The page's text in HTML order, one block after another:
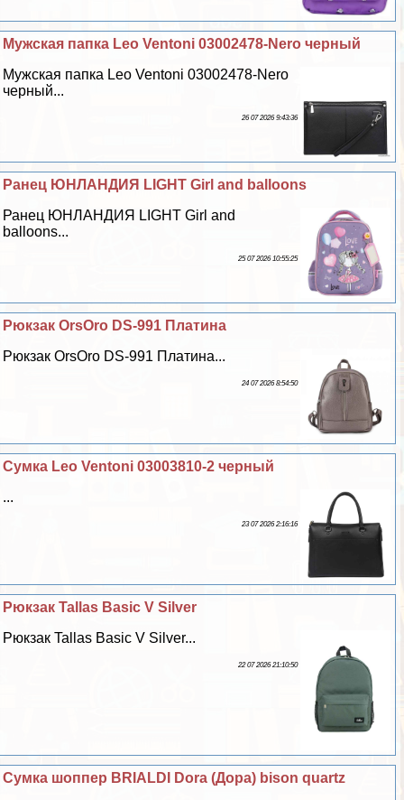
Мужская папка Leo Ventoni 03002478-Nero черный
Мужская папка Leo Ventoni 03002478-Nero
черный...
26 07 2026 9:43:36
Ранец ЮНЛАНДИЯ LIGHT Girl and balloons
Ранец ЮНЛАНДИЯ LIGHT Girl and
balloons...
25 07 2026 10:55:25
Рюкзак OrsOro DS-991 Платина
Рюкзак OrsOro DS-991 Платина...
24 07 2026 8:54:50
Сумка Leo Ventoni 03003810-2 черный
...
23 07 2026 2:16:16
Рюкзак Tallas Basic V Silver
Рюкзак Tallas Basic V Silver...
22 07 2026 21:10:50
Сумка шоппер BRIALDI Dora (Дора) bison quartz